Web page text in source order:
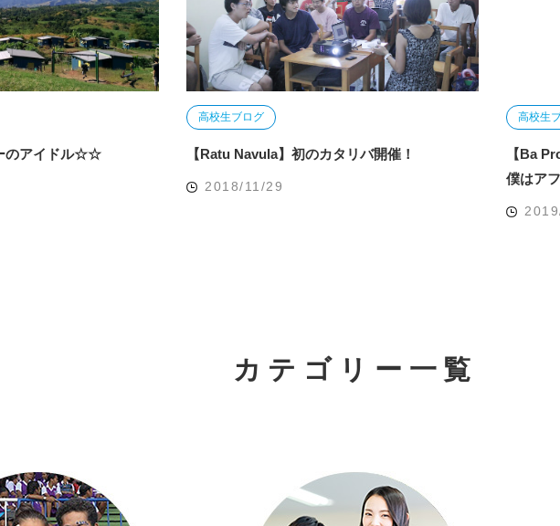
のアイドル☆☆
高校生ブログ
【Ratu Navula】初のカタリバ開催！
2018/11/29
高校生
【Ba
僕はア
カテゴリー一覧